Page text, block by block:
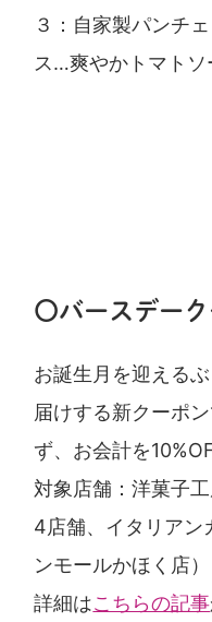
３：自家製パンチ
ス…爽やかトマトソ
〇バースデー
お誕生月を迎える
届けする新クーポ
ず、お会計を
対象店舗：洋菓子
4店舗、イタリアン
ンモールかほく店）
詳細はこちらの記事